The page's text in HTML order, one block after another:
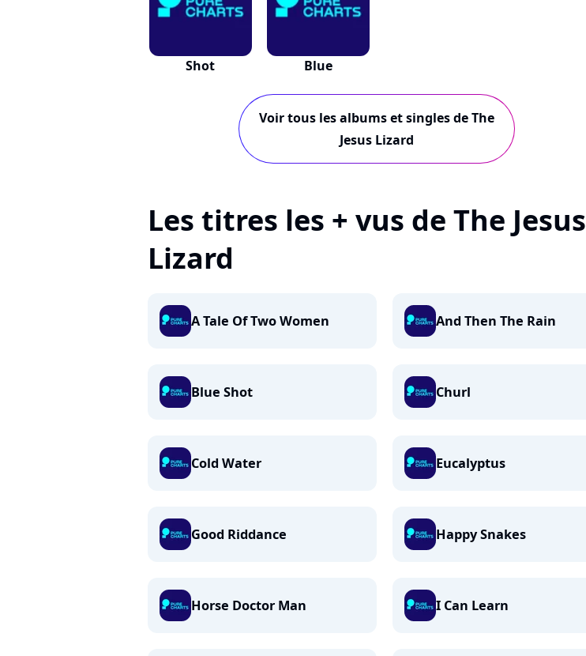
Shot Blue
Voir tous les albums et singles de The
Jesus Lizard
Les titres les + vus de The Jesus
Lizard
A Tale Of Two Women And Then The Rain
Blue Shot Churl
Cold Water Eucalyptus
Good Riddance Happy Snakes
Horse Doctor Man I Can Learn